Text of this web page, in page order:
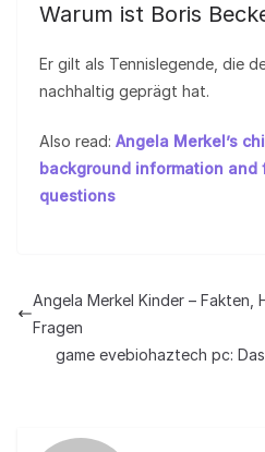
Warum ist Boris
Er gilt als Tennislegende, die
nachhaltig geprägt hat.
Also read: Angela Merkel’s
background information and
questions
Angela Merkel Kinder –
Fragen
game evebiohaztech pc: